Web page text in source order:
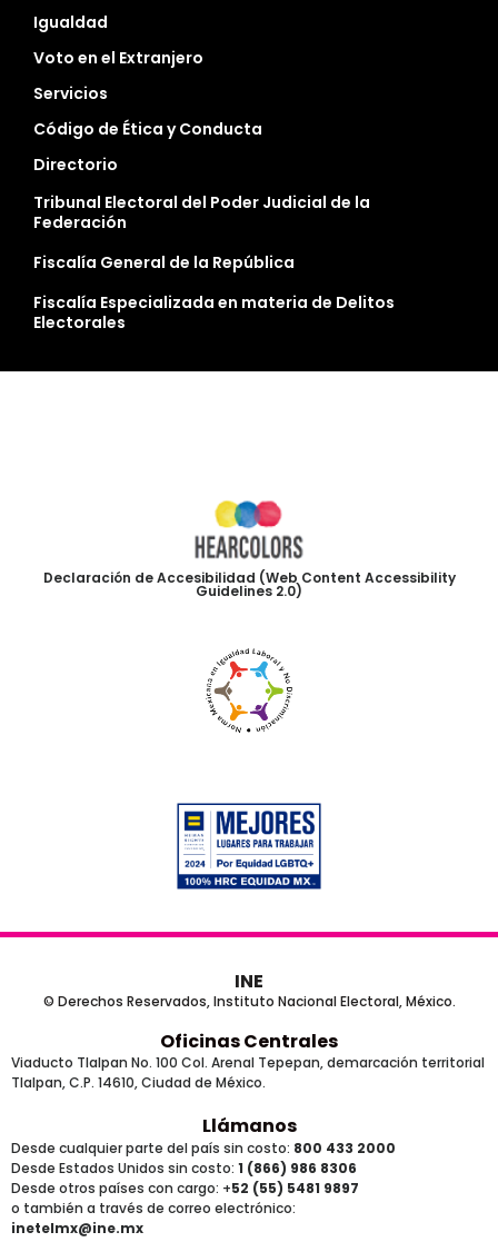
Igualdad
Voto en el Extranjero
Servicios
Código de Ética y Conducta
Directorio
Tribunal Electoral del Poder Judicial de la
Federación
Fiscalía General de la República
Fiscalía Especializada en materia de Delitos
Electorales
Declaración de Accesibilidad (Web Content Accessibility
Guidelines 2.0)
INE
© Derechos Reservados, Instituto Nacional Electoral, México.
Oficinas Centrales
Viaducto Tlalpan No. 100 Col. Arenal Tepepan, demarcación territorial
Tlalpan, C.P. 14610, Ciudad de México.
Llámanos
Desde cualquier parte del país sin costo: 800 433 2000
Desde Estados Unidos sin costo: 1 (866) 986 8306
Desde otros países con cargo: +52 (55) 5481 9897
o también a través de correo electrónico:
inetelmx@ine.mx